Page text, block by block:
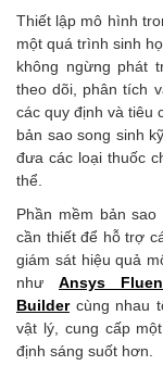
Thiết lập mô hình
một quá trình sinh
không ngừng phát
theo dõi, phân tích
các quy định và tiêu
bản sao song sinh
đưa các loại thuốc
thể.
Phần mềm bản
cần thiết để hỗ trợ
giám sát hiệu quả
như Ansys
Buildercùng nhau
vật lý, cung cấp
định sáng suốt hơn.